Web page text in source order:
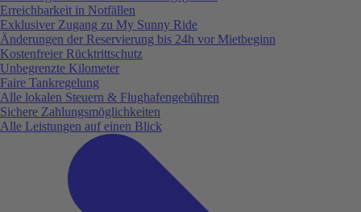
Erreichbarkeit in Notfällen
Exklusiver Zugang zu My Sunny Ride
Änderungen der Reservierung bis 24h vor Mietbeginn
Kostenfreier Rücktrittschutz
Unbegrenzte Kilometer
Faire Tankregelung
Alle lokalen Steuern & Flughafengebühren
Sichere Zahlungsmöglichkeiten
Alle Leistungen auf einen Blick